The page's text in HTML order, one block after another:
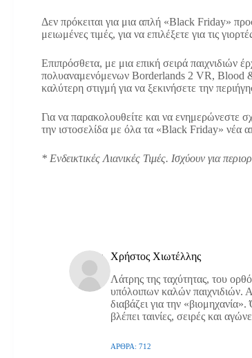
Δεν πρόκειται για μια απλή «Black Friday»
μειωμένες τιμές, για να επιλέξετε για τις
Επιπρόσθετα, με μια επική σειρά παιχνιδιών
πολυαναμενόμενων Borderlands 2 VR, Blood
καλύτερη στιγμή για να ξεκινήσετε την
Για να παρακολουθείτε και να ενημερώνεστε
την ιστοσελίδα με όλα τα «Black Friday» νέα
* Ενδεικτικές Λιανικές Τιμές. Ισχύουν για
Χρήστος Χιωτέλλης
Λάτρης της ταχύτητας, του
υπόλοιπων καλών παιχνιδιών.
διαβάζει για την
βλέπει ταινίες, σειρές και
ΆΡΘΡΑ: 712